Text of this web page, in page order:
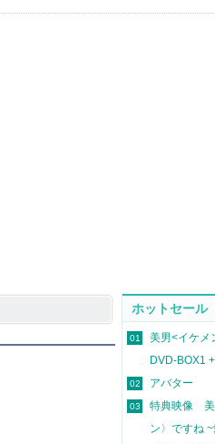
ホットセール
01
美男<イケメ
DVD-BOX1
02 アバター
03
特典映像 美
ン〉ですね